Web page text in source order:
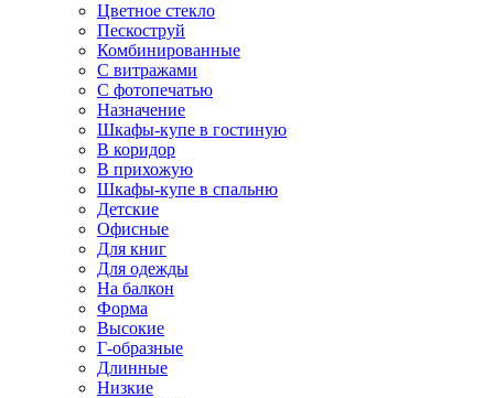
Цветное стекло
Пескоструй
Комбинированные
С витражами
С фотопечатью
Назначение
Шкафы-купе в гостиную
В коридор
В прихожую
Шкафы-купе в спальню
Детские
Офисные
Для книг
Для одежды
На балкон
Форма
Высокие
Г-образные
Длинные
Низкие